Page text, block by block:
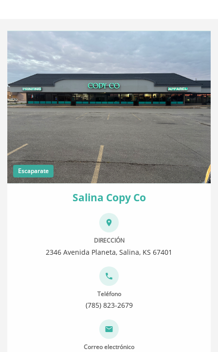
Escaparate
Salina Copy Co
DIRECCIÓN
2346 Avenida Planeta, Salina, KS 67401
Teléfono
(785) 823-2679
Correo electrónico